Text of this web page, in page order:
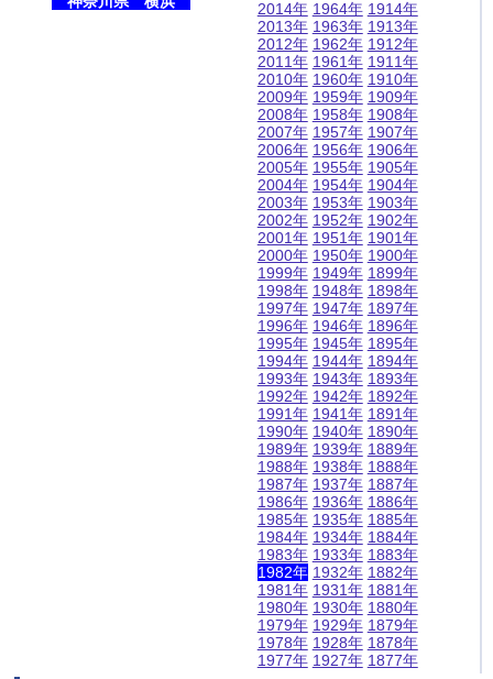
2014年
2013年
2012年
2011年
2010年
2009年
2008年
2007年
2006年
2005年
2004年
2003年
2002年
2001年
2000年
1999年
1998年
1997年
1996年
1995年
1994年
1993年
1992年
1991年
1990年
1989年
1988年
1987年
1986年
1985年
1984年
1983年
1982年
1981年
1980年
1979年
1978年
1977年
1964年
1963年
1962年
1961年
1960年
1959年
1958年
1957年
1956年
1955年
1954年
1953年
1952年
1951年
1950年
1949年
1948年
1947年
1946年
1945年
1944年
1943年
1942年
1941年
1940年
1939年
1938年
1937年
1936年
1935年
1934年
1933年
1932年
1931年
1930年
1929年
1928年
1927年
1914年
1913年
1912年
1911年
1910年
1909年
1908年
1907年
1906年
1905年
1904年
1903年
1902年
1901年
1900年
1899年
1898年
1897年
1896年
1895年
1894年
1893年
1892年
1891年
1890年
1889年
1888年
1887年
1886年
1885年
1884年
1883年
1882年
1881年
1880年
1879年
1878年
1877年